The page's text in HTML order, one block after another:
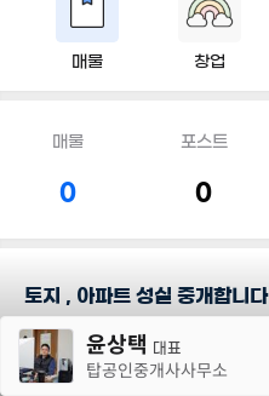
매물 창업
매물
0
포스트
0
토지 , 아파트 성실 중개합니다
담당지역윤상택 대표
탑공인중개사사무소